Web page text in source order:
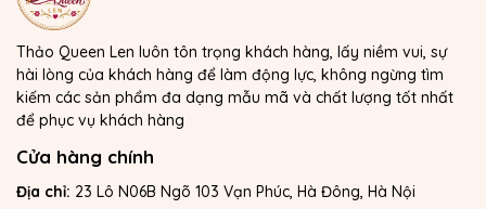
Thảo Queen Len luôn tôn trọng khách hàng, lấy niềm vui, sự
hài lòng của khách hàng để làm động lực, không ngừng tìm
kiếm các sản phẩm đa dạng mẫu mã và chất lượng tốt nhất
để phục vụ khách hàng
Cửa hàng chính
Địa chỉ: 23 Lô N06B Ngõ 103 Vạn Phúc, Hà Đông, Hà Nội